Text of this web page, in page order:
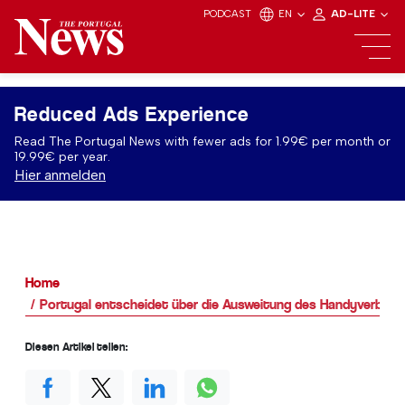
PODCAST EN AD-LITE
Reduced Ads Experience
Read The Portugal News with fewer ads for 1.99€ per month or
19.99€ per year.
Hier anmelden
Home
Portugal entscheidet über die Ausweitung des
Diesen Artikel teilen: